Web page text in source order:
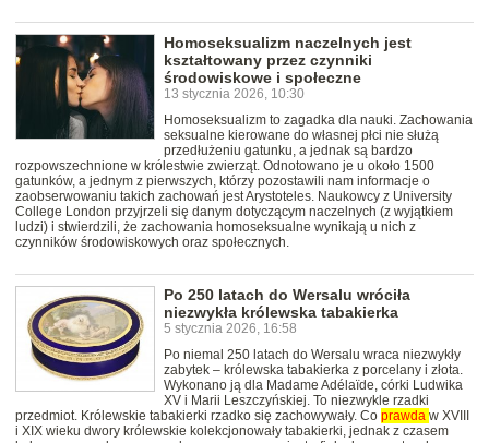
Homoseksualizm naczelnych jest
kształtowany przez czynniki
środowiskowe i społeczne
13 stycznia 2026, 10:30
Homoseksualizm to zagadka dla nauki. Zachowania
seksualne kierowane do własnej płci nie służą
przedłużeniu gatunku, a jednak są bardzo
rozpowszechnione w królestwie zwierząt. Odnotowano je u około 1500
gatunków, a jednym z pierwszych, którzy pozostawili nam informacje o
zaobserwowaniu takich zachowań jest Arystoteles. Naukowcy z University
College London przyjrzeli się danym dotyczącym naczelnych (z wyjątkiem
ludzi) i stwierdzili, że zachowania homoseksualne wynikają u nich z
czynników środowiskowych oraz społecznych.
Po 250 latach do Wersalu wróciła
niezwykła królewska tabakierka
5 stycznia 2026, 16:58
Po niemal 250 latach do Wersalu wraca niezwykły
zabytek – królewska tabakierka z porcelany i złota.
Wykonano ją dla Madame Adélaïde, córki Ludwika
XV i Marii Leszczyńskiej. To niezwykle rzadki
przedmiot. Królewskie tabakierki rzadko się zachowywały. Co prawda w XVIII
i XIX wieku dwory królewskie kolekcjonowały tabakierki, jednak z czasem